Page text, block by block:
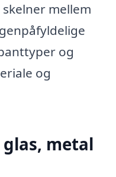
mellem
og
og
metal